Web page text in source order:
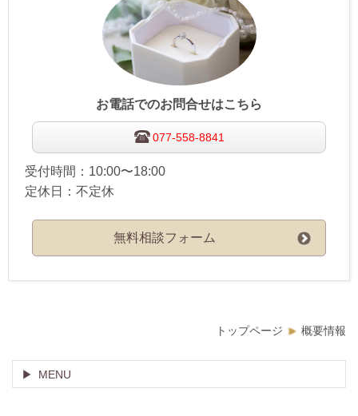
お電話でのお問合せはこちら
077-558-8841
受付時間：10:00〜18:00
定休日：不定休
無料相談フォーム
トップページ 概要情報
MENU